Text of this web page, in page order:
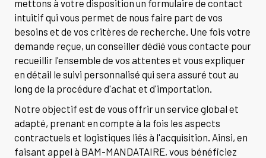
mettons à votre disposition un formulaire de contact
intuitif qui vous permet de nous faire part de vos
besoins et de vos critères de recherche. Une fois votre
demande reçue, un conseiller dédié vous contacte pour
recueillir l'ensemble de vos attentes et vous expliquer
en détail le suivi personnalisé qui sera assuré tout au
long de la procédure d'achat et d'importation.
Notre objectif est de vous offrir un service global et
adapté, prenant en compte à la fois les aspects
contractuels et logistiques liés à l'acquisition. Ainsi, en
faisant appel à BAM-MANDATAIRE, vous bénéficiez